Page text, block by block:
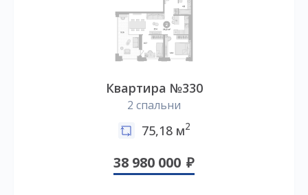
Квартира №330
2 спальни
75,18 м2
38 980 000